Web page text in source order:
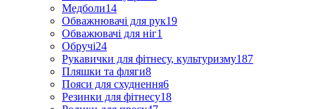
Медболи14
Обважнювачі для рук19
Обважювачі для ніг1
Обручі24
Рукавички для фітнесу, культуризму187
Пляшки та фляги8
Пояси для схуднення6
Резинки для фітнесу18